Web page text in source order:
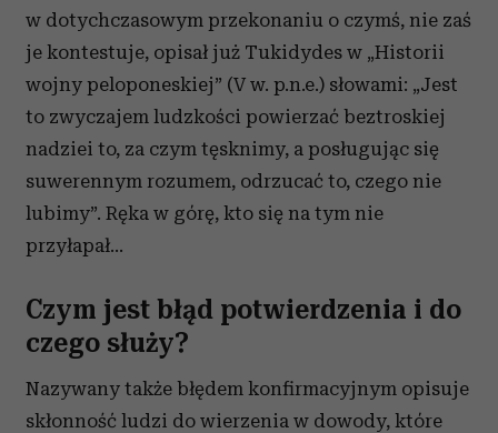
w dotychczasowym przekonaniu o czymś, nie zaś
je kontestuje, opisał już Tukidydes w „Historii
wojny peloponeskiej” (V w. p.n.e.) słowami: „Jest
to zwyczajem ludzkości powierzać beztroskiej
nadziei to, za czym tęsknimy, a posługując się
suwerennym rozumem, odrzucać to, czego nie
lubimy”. Ręka w górę, kto się na tym nie
przyłapał...
Czym jest błąd potwierdzenia i do
czego służy?
Nazywany także błędem konfirmacyjnym opisuje
skłonność ludzi do wierzenia w dowody, które